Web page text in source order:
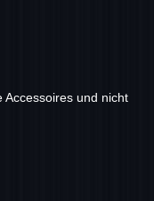
Accessoires und nicht